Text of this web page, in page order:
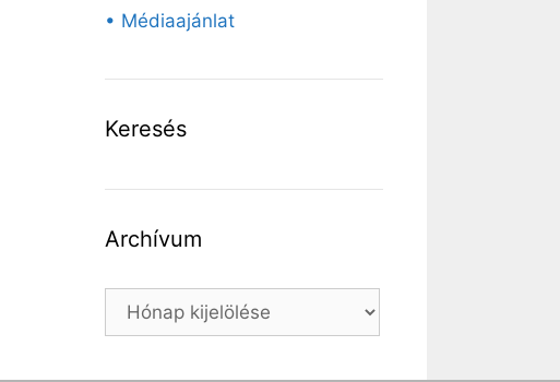
• Médiaajánlat
Keresés
Archívum
Archívum